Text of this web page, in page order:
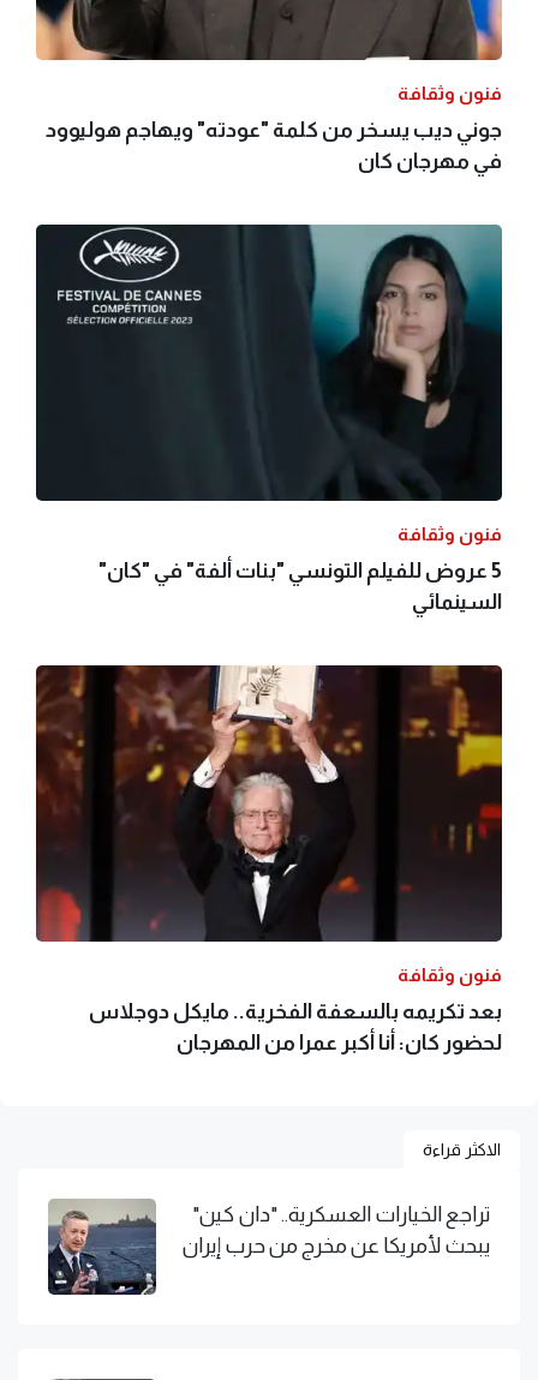
فنون وثقافة
جوني ديب يسخر من كلمة "عودته" ويهاجم هوليوود
في مهرجان كان
فنون وثقافة
5 عروض للفيلم التونسي "بنات ألفة" في "كان"
السينمائي
فنون وثقافة
بعد تكريمه بالسعفة الفخرية.. مايكل دوجلاس
لحضور كان: أنا أكبر عمرا من المهرجان
الاكثر قراءة
تراجع الخيارات العسكرية.. "دان كين"
يبحث لأمريكا عن مخرج من حرب إيران